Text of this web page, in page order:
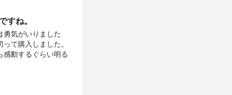
すね。
勇気がいりました
て購入しました。
感動するぐらい明る